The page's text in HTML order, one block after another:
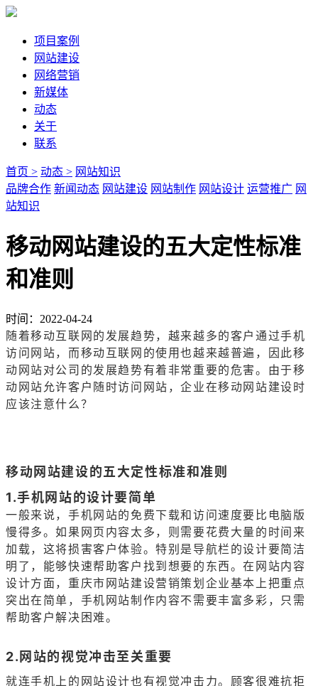
项目案例
网站建设
网络营销
新媒体
动态
关于
联系
首页 > 动态 > 网站知识
品牌合作 新闻动态 网站建设 网站制作 网站设计 运营推广 网
站知识
移动网站建设的五大定性标准
和准则
时间：2022-04-24
随着移动互联网的发展趋势，越来越多的客户通过手机
访问网站，而移动互联网的使用也越来越普遍，因此移
动网站对公司的发展趋势有着非常重要的危害。由于移
动网站允许客户随时访问网站，企业在移动网站建设时
应该注意什么？
移动网站建设的五大定性标准和准则
1.手机网站的设计要简单
一般来说，手机网站的免费下载和访问速度要比电脑版
慢得多。如果网页内容太多，则需要花费大量的时间来
加载，这将损害客户体验。特别是导航栏的设计要简洁
明了，能够快速帮助客户找到想要的东西。在网站内容
设计方面，重庆市网站建设营销策划企业基本上把重点
突出在简单，手机网站制作内容不需要丰富多彩，只需
帮助客户解决困难。
2.网站的视觉冲击至关重要
就连手机上的网站设计也有视觉冲击力。顾客很难抗拒